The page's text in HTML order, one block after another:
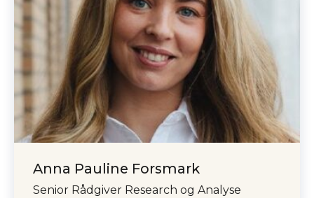
Anna Pauline Forsmark
Senior Rådgiver Research og Analyse